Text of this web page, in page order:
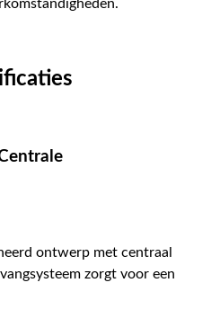
ontwerp met centraal
zorgt voor een